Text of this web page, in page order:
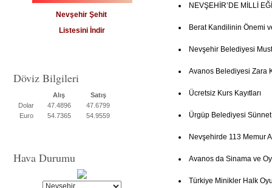
Nevşehir Şehit
Listesini İndir
Döviz Bilgileri
Alış
Satış
Dolar
47.4896
47.6799
Euro
54.7365 54.9559
Hava Durumu
NEVŞEHİR’DE MİLLİ
Berat Kandilinin Önemi
Nevşehir Belediyesi
Avanos Belediyesi Zara
Ücretsiz Kurs Kayıtları
Ürgüp Belediyesi
Nevşehirde 113 Memur
Avanos da Sinama ve
Türkiye Minikler Halk